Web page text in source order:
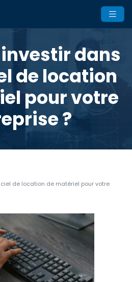
dans
de location
pour votre
?
de location de matériel pour votre